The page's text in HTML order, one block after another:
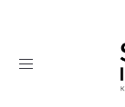
Toggle